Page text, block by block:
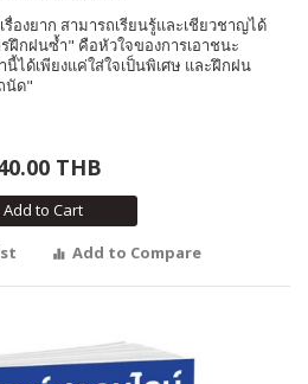
องยาก สามารถเรียนรู้และเชียวชาญได้
ฝึกฝนซ้ำ" คือหัวใจของการเอาชนะ
นี้ได้เพียงแค่ใส่ใจเป็นพิเศษ และฝึกฝน
นัด"
THB
Add to Cart
Add to Compare